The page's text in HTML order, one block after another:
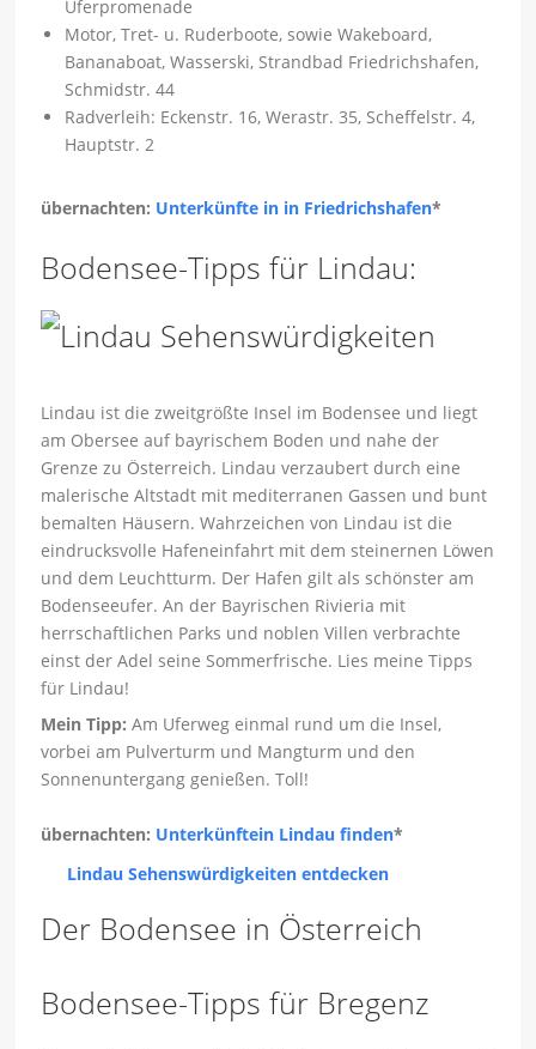
Uferpromenade
Motor, Tret- u. Ruderboote, sowie Wakeboard,
Bananaboat, Wasserski, Strandbad Friedrichshafen,
Schmidstr. 44
Radverleih: Eckenstr. 16, Werastr. 35, Scheffelstr. 4,
Hauptstr. 2
übernachten: Unterkünfte in in Friedrichshafen*
Bodensee-Tipps für Lindau:
Lindau ist die zweitgrößte Insel im Bodensee und liegt
am Obersee auf bayrischem Boden und nahe der
Grenze zu Österreich. Lindau verzaubert durch eine
malerische Altstadt mit mediterranen Gassen und bunt
bemalten Häusern. Wahrzeichen von Lindau ist die
eindrucksvolle Hafeneinfahrt mit dem steinernen Löwen
und dem Leuchtturm. Der Hafen gilt als schönster am
Bodenseeufer. An der Bayrischen Rivieria mit
herrschaftlichen Parks und noblen Villen verbrachte
einst der Adel seine Sommerfrische. Lies meine Tipps
für Lindau!
Mein Tipp: Am Uferweg einmal rund um die Insel,
vorbei am Pulverturm und Mangturm und den
Sonnenuntergang genießen. Toll!
übernachten: Unterkünftein Lindau finden*
Lindau Sehenswürdigkeiten entdecken
Der Bodensee in Österreich
Bodensee-Tipps für Bregenz